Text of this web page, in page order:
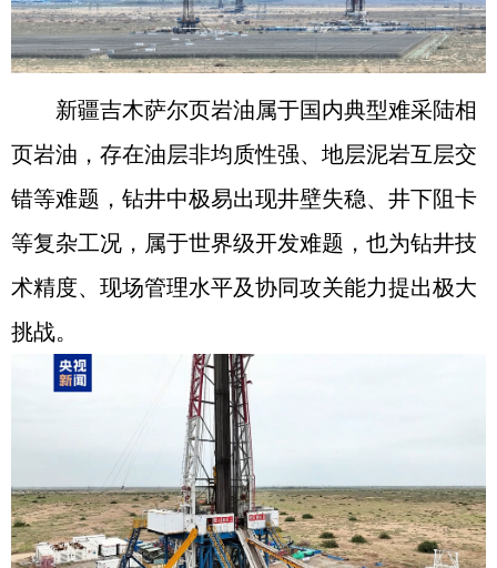
新疆吉木萨尔页岩油属于国内典型难采陆相
页岩油，存在油层非均质性强、地层泥岩互层交
错等难题，钻井中极易出现井壁失稳、井下阻卡
等复杂工况，属于世界级开发难题，也为钻井技
术精度、现场管理水平及协同攻关能力提出极大
挑战。